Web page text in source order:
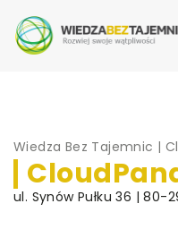
Wiedza Bez Tajemnic |
ul. Synów Pułku 36 | 80-